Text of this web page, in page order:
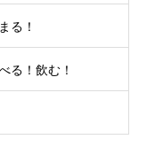
る！
る！飲む！